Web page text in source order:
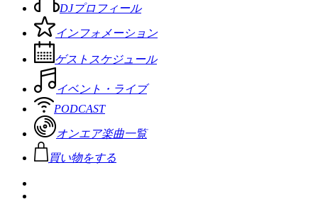
DJプロフィール
インフォメーション
ゲストスケジュール
イベント・ライブ
PODCAST
オンエア楽曲一覧
買い物をする